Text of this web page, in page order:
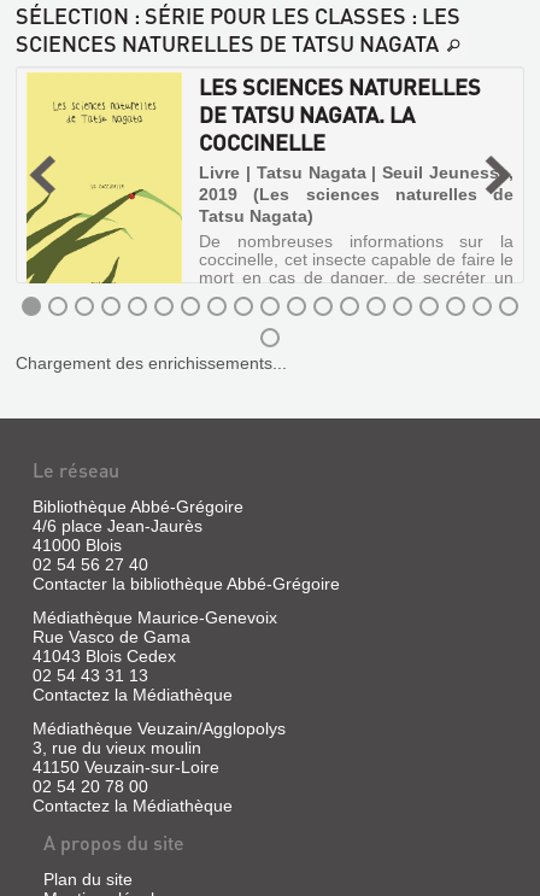
LES
SCIENCES
NATURELLES
DE
TATSU
NAGATA.
LA
BALEINE
Livre
|
Nagata
jeunesse,
En
phrases,
les
caractéristiques
de
la
sont
données,
illustrées
d'images
propres
à
la
culture
japonaise.
LES
SCIENCES
SÉLECTION : SÉRIE POUR LES CLASSES : LES
SCIENCES NATURELLES DE TATSU NAGATA
LES SCIENCES NATURELLES
DE TATSU NAGATA. LA
COCCINELLE
Livre | Tatsu Nagata | Seuil Jeunesse,
2019 (Les sciences naturelles de
Tatsu Nagata)
De nombreuses informations sur la
coccinelle, cet insecte capable de faire le
mort en cas de danger, de secréter un
liquide odorant pour faire fuir les
prédateurs ou encore de dévorer 300
pucerons par jour. ©Electre 2019
SCIENCES
TATSU
LA
COCCINELLE
Livre
Tatsu
Nagata
|
Seuil
Jeunesse,
2019
(Les
sciences
naturelles
de
Tatsu
Nagata)
De
Chargement des enrichissements...
Le réseau
Bibliothèque Abbé-Grégoire
4/6 place Jean-Jaurès
41000 Blois
02 54 56 27 40
Contacter la bibliothèque Abbé-Grégoire
Médiathèque Maurice-Genevoix
Rue Vasco de Gama
41043 Blois Cedex
02 54 43 31 13
Contactez la Médiathèque
Médiathèque Veuzain/Agglopolys
3, rue du vieux moulin
41150 Veuzain-sur-Loire
02 54 20 78 00
Contactez la Médiathèque
A propos du site
Plan du site